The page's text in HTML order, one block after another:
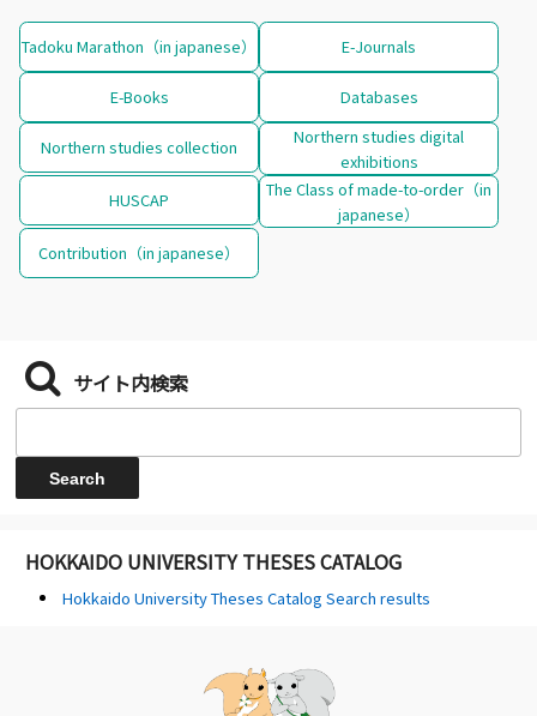
Tadoku Marathon（in japanese） E-Journals
E-Books Databases
Northern studies collection
Northern studies digital
exhibitions
HUSCAP
The Class of made-to-order（in
japanese）
Contribution（in japanese）
サイト内検索
HOKKAIDO UNIVERSITY THESES CATALOG
Hokkaido University Theses Catalog Search results